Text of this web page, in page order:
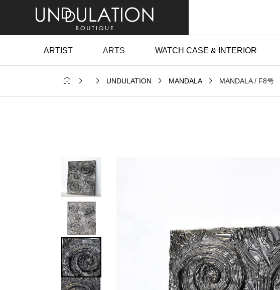
ARTIST ARTS WATCH CASE & INTERIOR
   UNDULATION  MANDALA  MANDALA / F8号